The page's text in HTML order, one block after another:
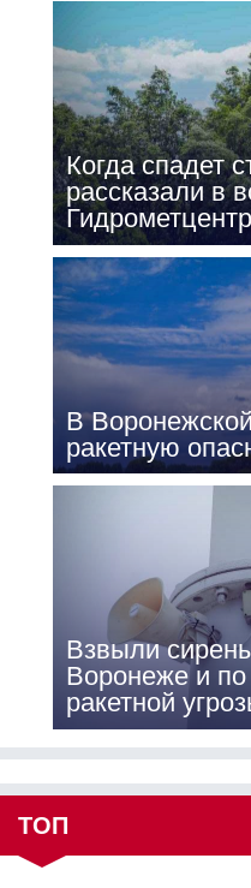
Когда спадет
рассказали в
В
ракетную
Взвыли
Воронеже и по
ракетной
ТОП